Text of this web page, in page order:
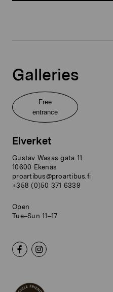
Galleries
Free
entrance
Elverket
Gustav Wasas gata 11
10600 Ekenäs
proartibus@proartibus.fi
+358 (0)50 371 6339
Open
Tue–Sun 11–17